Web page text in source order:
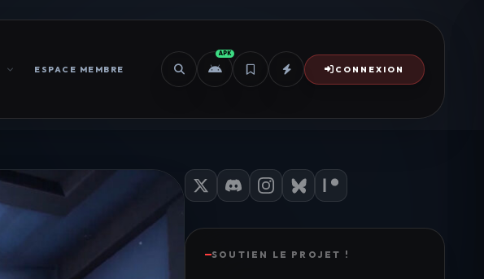
ESPACE MEMBRE
APK
CONNEXION
SOUTIEN LE PROJET !